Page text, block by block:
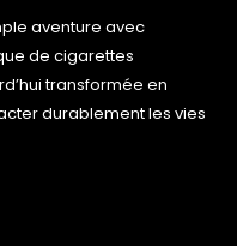
aventure avec
de cigarettes
transformée en
durablement les vies